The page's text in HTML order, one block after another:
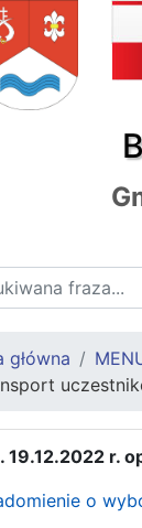
główna
19.12.2022 r.
o